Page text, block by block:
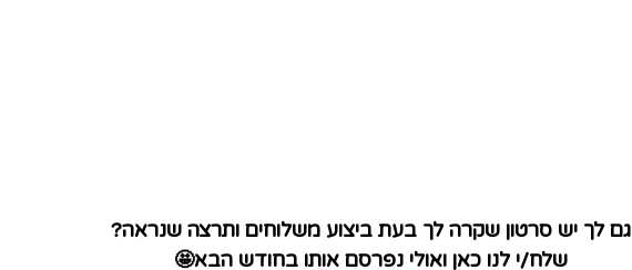
גם לך יש סרטון שקרה לך בעת ביצוע משלוחים ותרצה שנראה?
שלח/י לנו כאן ואולי נפרסם אותו בחודש הבא🤩